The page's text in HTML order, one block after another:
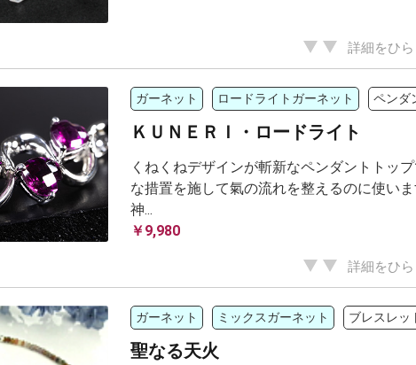
詳細をひら
ガーネット ロードライトガーネット ペンダ
ＫＵＮＥＲＩ・ロードライト
くねくねデザインが斬新なペンダントトッ
な措置を施して氣の流れを整えるのに使い
神...
￥9,980
詳細をひら
ガーネット ミックスガーネット ブレスレッ
聖なる天火